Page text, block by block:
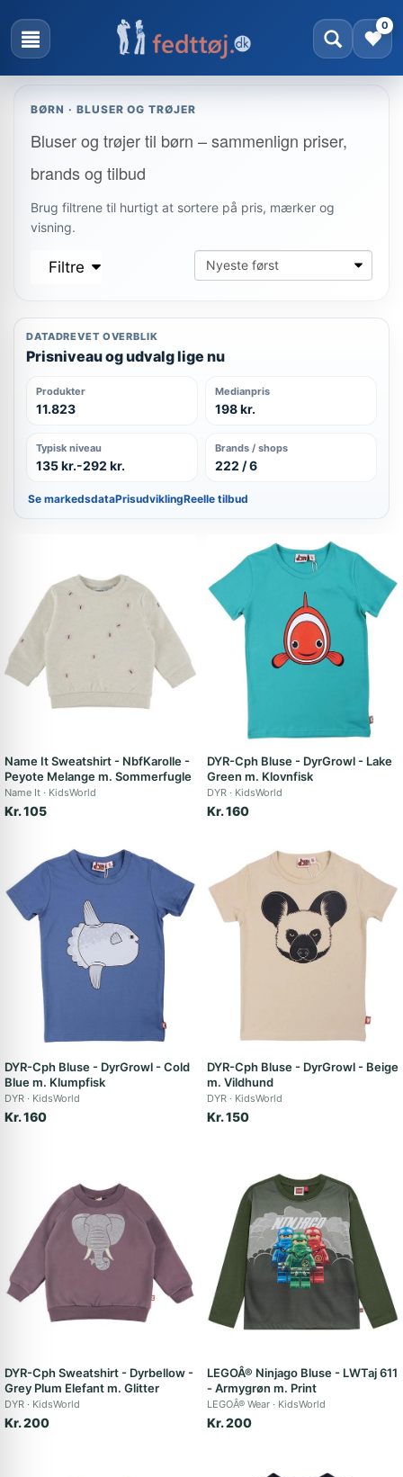
0
BØRN · BLUSER OG TRØJER
Bluser og trøjer til børn – sammenlign priser,
brands og tilbud
Brug filtrene til hurtigt at sortere på pris, mærker og
visning.
Filtre
DATADREVET OVERBLIK
Prisniveau og udvalg lige nu
Produkter
11.823
Medianpris
198 kr.
Typisk niveau
135 kr.-292 kr.
Brands / shops
222 / 6
Se markedsdataPrisudviklingReelle tilbud
Name It Sweatshirt - NbfKarolle -
Peyote Melange m. Sommerfugle
Name It KidsWorld
Kr. 105
DYR-Cph Bluse - DyrGrowl - Lake
Green m. Klovnfisk
DYR KidsWorld
Kr. 160
DYR-Cph Bluse - DyrGrowl - Cold
Blue m. Klumpfisk
DYR KidsWorld
Kr. 160
DYR-Cph Bluse - DyrGrowl - Beige
m. Vildhund
DYR KidsWorld
Kr. 150
DYR-Cph Sweatshirt - Dyrbellow -
Grey Plum Elefant m. Glitter
DYR KidsWorld
Kr. 200
LEGOÂ® Ninjago Bluse - LWTaj 611
- Armygrøn m. Print
LEGOÂ® Wear KidsWorld
Kr. 200